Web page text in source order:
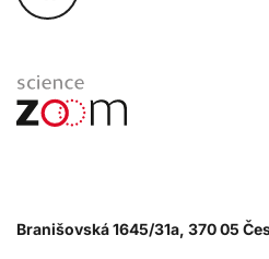
Branišovská 1645/31a, 370 05